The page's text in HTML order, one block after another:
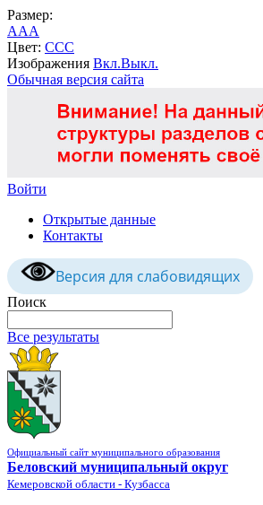
Размер:
AAA
Цвет: CCC
Изображения Вкл.Выкл.
Обычная версия сайта
Войти
Открытые данные
Контакты
Версия для слабовидящих
Поиск
Все результаты
Официальный сайт муниципального образования
Беловский муниципальный округ
Кемеровской области - Кузбасса